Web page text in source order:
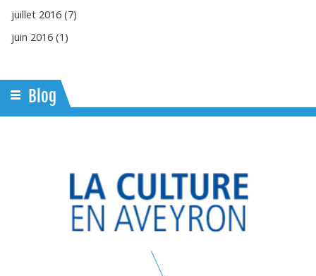
juillet 2016 (7)
juin 2016 (1)
Blog